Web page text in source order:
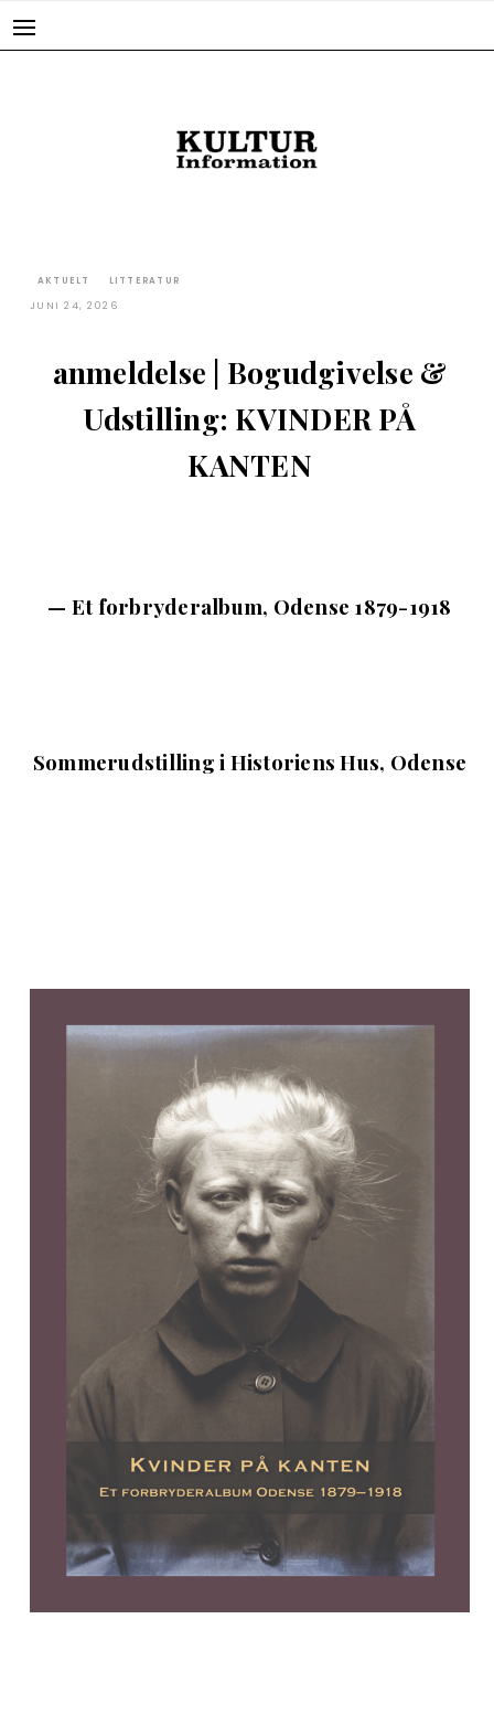
AKTUELT LITTERATUR
JUNI 24, 2026
anmeldelse | Bogudgivelse &
Udstilling: KVINDER PÅ
KANTEN
— Et forbryderalbum, Odense 1879-1918
Sommerudstilling i Historiens Hus, Odense